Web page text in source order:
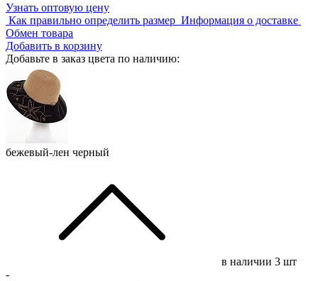
Узнать оптовую цену
Как правильно определить размер Информация о доставке
Обмен товара
Добавить в корзину
Добавьте в заказ цвета по наличию:
бежевый-лен черный
в наличии 3 шт
-